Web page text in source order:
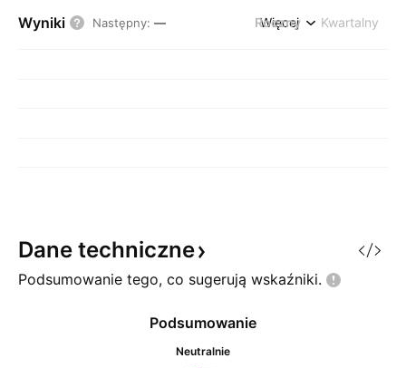
Wyniki Następny: — Roczny Kwartalny
Więcej
Dane techniczne
Podsumowanie tego, co sugerują wskaźniki.
Podsumowanie
Neutralnie